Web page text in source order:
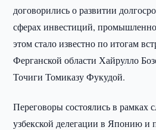
договорились о развитии
сферах инвестиций,
этом стало известно по итогам
Ферганской области Хайрулло
Точиги Томиказу Фукудой.
Переговоры состоялись в рамках
узбекской делегации в Японию и